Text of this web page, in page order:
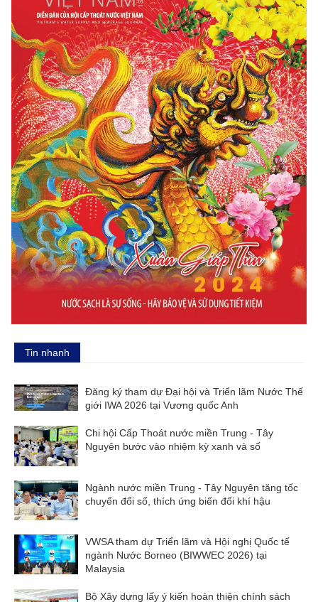
Tin nhanh
Đăng ký tham dự Đại hội và Triển lãm Nước Thế
giới IWA 2026 tại Vương quốc Anh
Chi hội Cấp Thoát nước miền Trung - Tây
Nguyên bước vào nhiệm kỳ xanh và số
Ngành nước miền Trung - Tây Nguyên tăng tốc
chuyển đổi số, thích ứng biến đổi khí hậu
VWSA tham dự Triển lãm và Hội nghị Quốc tế
ngành Nước Borneo (BIWWEC 2026) tại
Malaysia
Bộ Xây dựng lấy ý kiến hoàn thiện chính sách